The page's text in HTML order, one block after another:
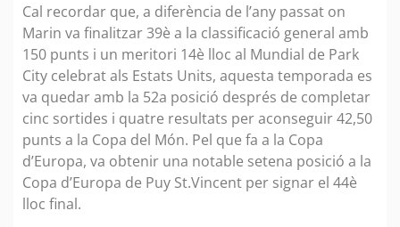
Cal recordar que, a diferència de l’any passat on
Marin va finalitzar 39è a la classificació general amb
150 punts i un meritori 14è lloc al Mundial de Park
City celebrat als Estats Units, aquesta temporada es
va quedar amb la 52a posició després de completar
cinc sortides i quatre resultats per aconseguir 42,50
punts a la Copa del Món. Pel que fa a la Copa
d’Europa, va obtenir una notable setena posició a la
Copa d’Europa de Puy St.Vincent per signar el 44è
lloc final.